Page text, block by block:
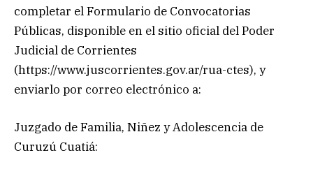
completar el Formulario de Convocatorias
Públicas, disponible en el sitio oficial del Poder
Judicial de Corrientes
(https://www.juscorrientes.gov.ar/rua-ctes), y
enviarlo por correo electrónico a:
Juzgado de Familia, Niñez y Adolescencia de
Curuzú Cuatiá: